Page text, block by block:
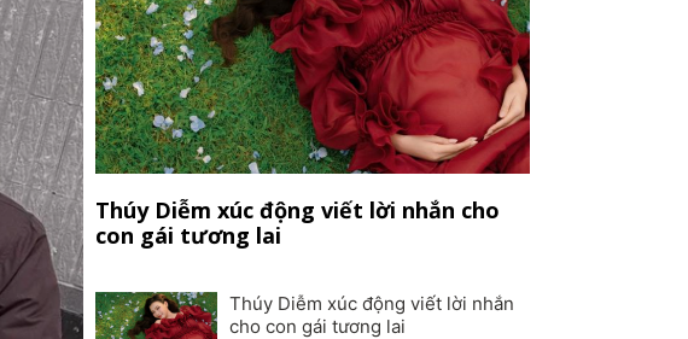
Thúy Diễm xúc động viết lời nhắn cho
con gái tương lai
Thúy Diễm xúc động viết lời nhắn
cho con gái tương lai